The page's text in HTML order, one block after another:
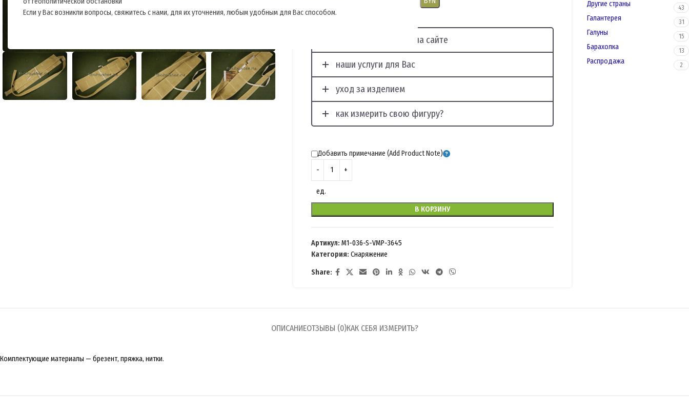
Если у Вас возникли вопросы, свяжитесь с нами, для их уточнения, любым удобным для Вас способом.
отображение фото на сайте
наши услуги для Вас
уход за изделием
как измерить свою фигуру?
Добавить примечание (Add Product Note)
ед.
В КОРЗИНУ
Артикул:M1-036-S-VMP-3645
Категория: Снаряжение
Share:
Другие страны 43
Галантерея 31
Галуны 15
Барахолка 13
Распродажа 2
ОПИСАНИЕОТЗЫВЫ (0)КАК СЕБЯ ИЗМЕРИТЬ?
Комплектующие материалы — брезент, пряжка, нитки.